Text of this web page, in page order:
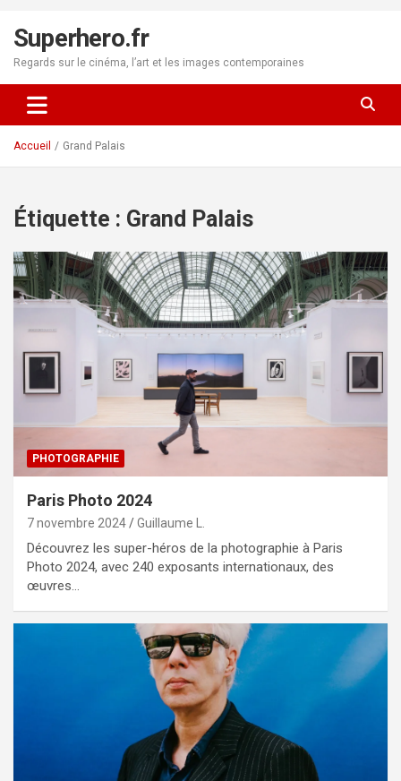
contenu
Superhero.fr
Regards sur le cinéma, l’art et les images contemporaines
Accueil Grand Palais
Étiquette : Grand Palais
PHOTOGRAPHIE
Paris Photo 2024
7 novembre 2024 Guillaume L.
Découvrez les super-héros de la photographie à Paris
Photo 2024, avec 240 exposants internationaux, des
œuvres…